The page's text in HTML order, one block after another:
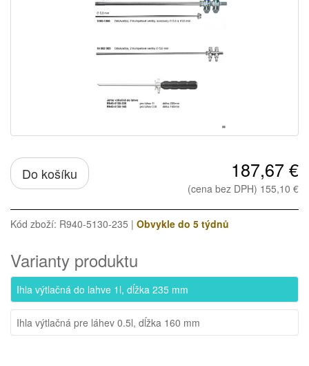
Do košíku 187,67 €
(cena bez DPH) 155,10 €
Kód zboží: R940-5130-235 | Obvykle do 5 týdnů
Varianty produktu
Ihla výtlačná do lahve 1l, dĺžka 235 mm
Ihla výtlačná pre láhev 0.5l, dĺžka 160 mm